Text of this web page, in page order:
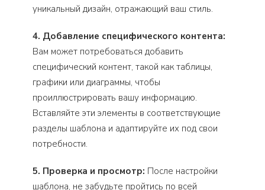
уникальный дизайн, отражающий ваш стиль.
4. Добавление специфического контента:
Вам может потребоваться добавить
специфический контент, такой как таблицы,
графики или диаграммы, чтобы
проиллюстрировать вашу информацию.
Вставляйте эти элементы в соответствующие
разделы шаблона и адаптируйте их под свои
потребности.
5. Проверка и просмотр: После настройки
шаблона, не забудьте пройтись по всей